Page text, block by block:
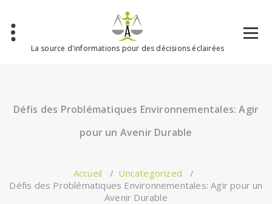
contenu
La source d'informations pour des décisions éclairées
Défis des Problématiques Environnementales: Agir
pour un Avenir Durable
Accueil / Uncategorized /
Défis des Problématiques Environnementales: Agir pour un
Avenir Durable